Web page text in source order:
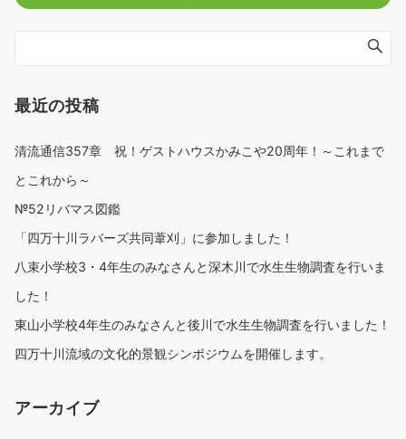
最近の投稿
清流通信357章 祝！ゲストハウスかみこや20周年！～これまで
とこれから～
№52リバマス図鑑
「四万十川ラバーズ共同葦刈」に参加しました！
八束小学校3・4年生のみなさんと深木川で水生生物調査を行いま
した！
東山小学校4年生のみなさんと後川で水生生物調査を行いました！
四万十川流域の文化的景観シンポジウムを開催します。
アーカイブ